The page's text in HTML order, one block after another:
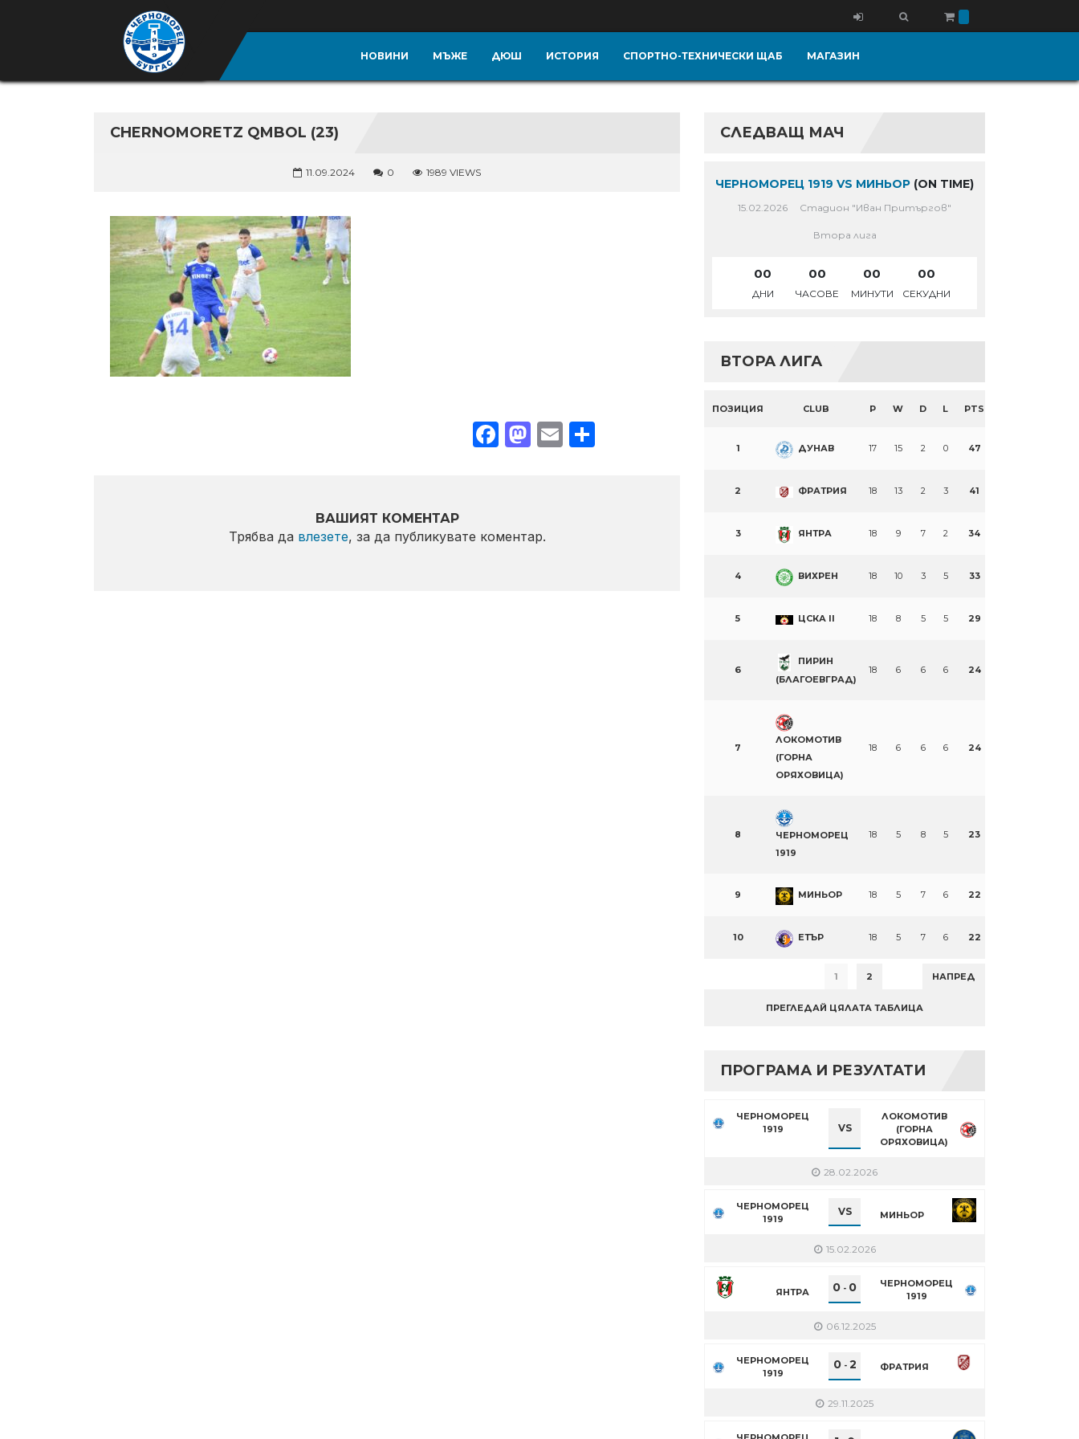
НОВИНИ МЪЖЕ ДЮШ ИСТОРИЯ СПОРТНО-ТЕХНИЧЕСКИ ЩАБ МАГАЗИН
CHERNOMORETZ QMBOL (23)
11.09.2024 0 1989 VIEWS
Facebook
Mastodon
EmailShare
ВАШИЯТ КОМЕНТАР
Трябва да влезете, за да публикувате коментар.
СЛЕДВАЩ МАЧ
ЧЕРНОМОРЕЦ 1919 VS МИНЬОР (ON TIME)
15.02.2026 Стадион "Иван Притъргов"
Втора лига
00
ДНИ
00
ЧАСОВЕ
00
МИНУТИ
00
СЕКУДНИ
ВТОРА ЛИГА
ПОЗИЦИЯ CLUB P W D L PTS
1 ДУНАВ 17 15 2 0 47
2 ФРАТРИЯ 18 13 2 3 41
3 ЯНТРА 18 9 7 2 34
4 ВИХРЕН 18 10 3 5 33
5 ЦСКА II 18 8 5 5 29
6
ПИРИН
(БЛАГОЕВГРАД)
18 6 6 6 24
7
ЛОКОМОТИВ
(ГОРНА
ОРЯХОВИЦА)
18 6 6 6 24
8
ЧЕРНОМОРЕЦ
1919
18 5 8 5 23
9 МИНЬОР 18 5 7 6 22
10 ЕТЪР 18 5 7 6 22
1 2 НАПРЕД
ПРЕГЛЕДАЙ ЦЯЛАТА ТАБЛИЦА
ПРОГРАМА И РЕЗУЛТАТИ
ЧЕРНОМОРЕЦ
1919
VS
ЛОКОМОТИВ
(ГОРНА
ОРЯХОВИЦА)
28.02.2026
ЧЕРНОМОРЕЦ
1919
VS МИНЬОР
15.02.2026
ЯНТРА 0 - 0
ЧЕРНОМОРЕЦ
1919
06.12.2025
ЧЕРНОМОРЕЦ
1919
0- 2 ФРАТРИЯ
29.11.2025